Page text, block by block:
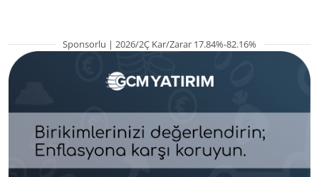
Sponsorlu | 2026/2Ç Kar/Zarar 17.84%-82.16%